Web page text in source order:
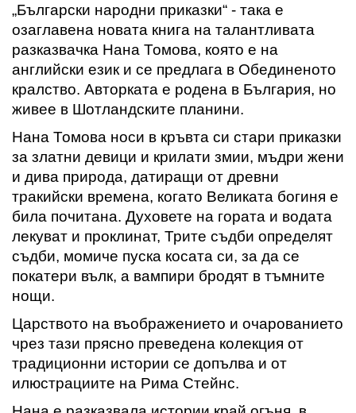
„Български народни приказки“ - така е
озаглавена новата книга на талантливата
разказвачка Нана Томова, която е на
английски език и се предлага в Обединеното
кралство. Авторката е родена в България, но
живее в Шотландските планини.
Нана Томова носи в кръвта си стари приказки
за златни девици и крилати змии, мъдри жени
и дива природа, датиращи от древни
тракийски времена, когато Великата богиня е
била почитана. Духовете на гората и водата
лекуват и проклинат, Трите съдби определят
съдби, момиче пуска косата си, за да се
покатери вълк, а вампири бродят в тъмните
нощи.
Царството на въображението и очарованието
чрез тази прясно преведена колекция от
традиционни истории се допълва и от
илюстрациите на Рима Стейнс.